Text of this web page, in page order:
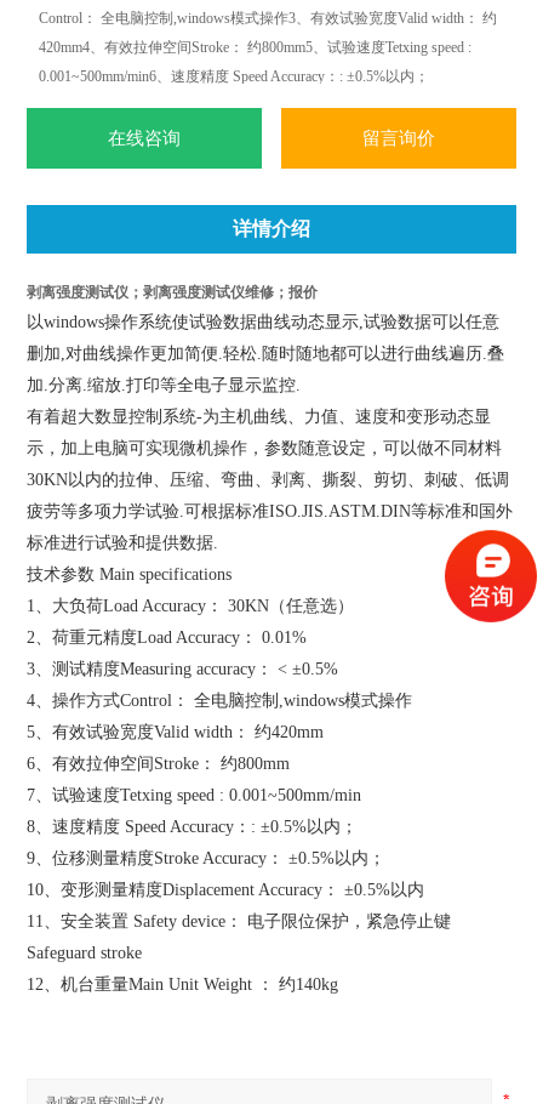
Control： 全电脑控制,windows模式操作3、有效试验宽度Valid width： 约
420mm4、有效拉伸空间Stroke： 约800mm5、试验速度Tetxing speed :
0.001~500mm/min6、速度精度 Speed Accuracy：: ±0.5%以内；
在线咨询 留言询价
详情介绍
剥离强度测试仪；剥离强度测试仪维修；报价
以windows操作系统使试验数据曲线动态显示,试验数据可以任意
删加,对曲线操作更加简便.轻松.随时随地都可以进行曲线遍历.叠
加.分离.缩放.打印等全电子显示监控.
有着超大数显控制系统-为主机曲线、力值、速度和变形动态显
示，加上电脑可实现微机操作，参数随意设定，可以做不同材料
30KN以内的拉伸、压缩、弯曲、剥离、撕裂、剪切、刺破、低调
疲劳等多项力学试验.可根据标准ISO.JIS.ASTM.DIN等标准和国外
标准进行试验和提供数据.
技术参数 Main specifications
1、大负荷Load Accuracy： 30KN（任意选）
2、荷重元精度Load Accuracy： 0.01%
3、测试精度Measuring accuracy： < ±0.5%
4、操作方式Control： 全电脑控制,windows模式操作
5、有效试验宽度Valid width： 约420mm
6、有效拉伸空间Stroke： 约800mm
7、试验速度Tetxing speed : 0.001~500mm/min
8、速度精度 Speed Accuracy：: ±0.5%以内；
9、位移测量精度Stroke Accuracy： ±0.5%以内；
10、变形测量精度Displacement Accuracy： ±0.5%以内
11、安全装置 Safety device： 电子限位保护，紧急停止键
Safeguard stroke
12、机台重量Main Unit Weight ： 约140kg